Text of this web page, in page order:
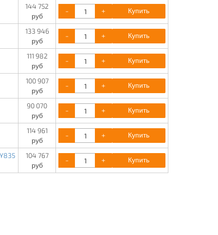
144 752
руб
- + Купить
133 946
руб
- + Купить
111 982
руб
- + Купить
100 907
руб
- + Купить
90 070
руб
- + Купить
114 961
руб
- + Купить
104 767
руб
- + Купить